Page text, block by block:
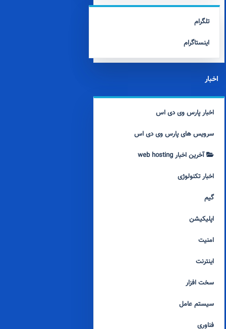
تلگرام
اینستاگرام
اخبار
اخبار پارس وی دی اس
سرویس های پارس وی دی اس
آخرین اخبار web hosting
اخبار تکنولوژی
گیم
اپلیکیشن
امنیت
اینترنت
سخت افزار
سیستم عامل
فناوری